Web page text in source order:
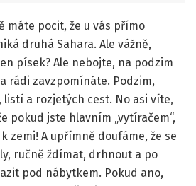
máte pocit, že u vás přímo
druhá Sahara. Ale vážně,
písek? Ale nebojte, na podzim
rádi zavzpomínáte. Podzim,
listí a rozjetých cest. No asi víte,
pokud jste hlavním „vytíračem“,
zemi! A upřímně doufáme, že se
ručně ždímat, drhnout a po
pod nábytkem. Pokud ano,